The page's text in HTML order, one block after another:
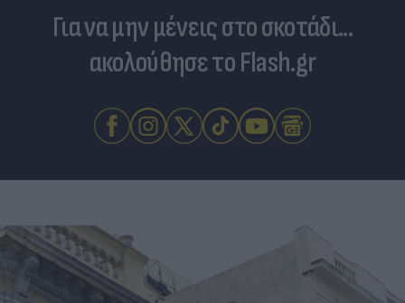
Για να μην μένεις στο σκοτάδι...
ακολούθησε το Flash.gr